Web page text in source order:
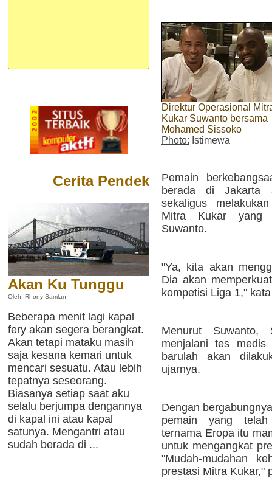
Cerita Pendek
Akan Ku Tunggu
Oleh: Rhony Samlan
Beberapa menit lagi kapal
fery akan segera berangkat.
Akan tetapi mataku masih
saja kesana kemari untuk
mencari sesuatu. Atau lebih
tepatnya seseorang.
Biasanya setiap saat aku
selalu berjumpa dengannya
di kapal ini atau kapal
satunya. Mengantri atau
sudah berada di ...
Direktur Operasional
Kukar Suwanto bersama
Mohamed Sissoko
Photo: Istimewa
Pemain
berada di Jakarta
sekaligus
Mitra Kukar yang
Suwanto.
"Ya, kita akan
Dia akan
kompetisi Liga 1,"
Menurut Suwanto,
menjalani tes
barulah akan
ujarnya.
Dengan
pemain yang telah
ternama Eropa itu
untuk mengangkat
"Mudah-mudahan
prestasi Mitra Kukar,"